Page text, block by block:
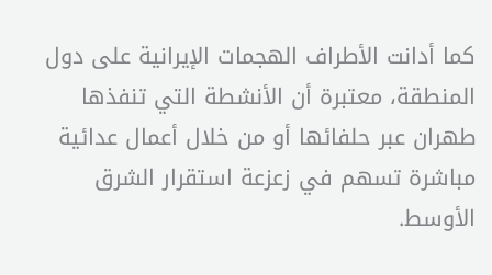
كما أدانت الأطراف الهجمات الإيرانية على دول
المنطقة، معتبرة أن الأنشطة التي تنفذها
طهران عبر حلفائها أو من خلال أعمال عدائية
مباشرة تسهم في زعزعة استقرار الشرق
الأوسط.